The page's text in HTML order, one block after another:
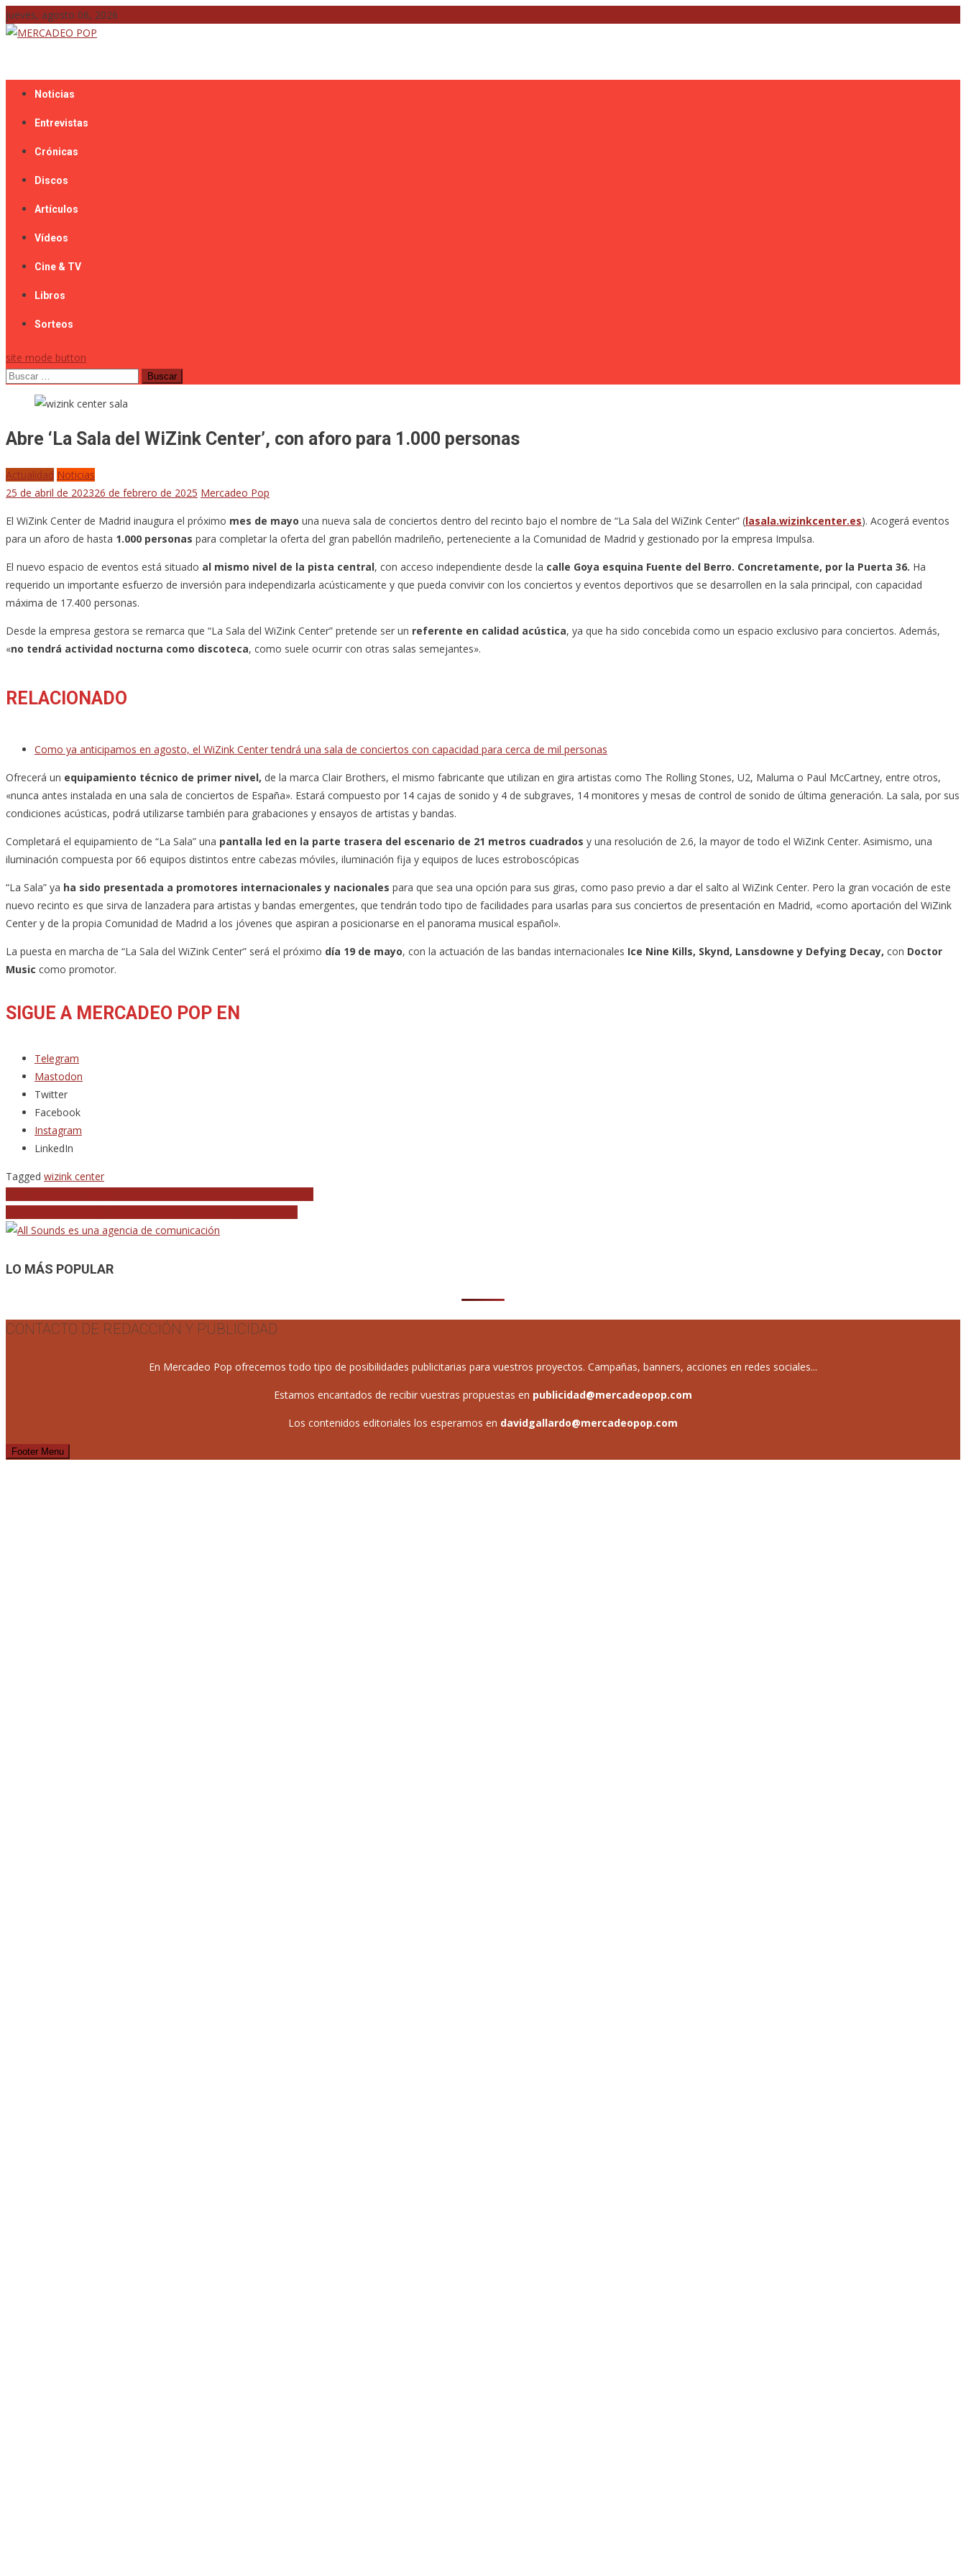
Skip
to
jueves, agosto 06, 2026
Noticias
Entrevistas
Crónicas
Discos
Artículos
Vídeos
Cine & TV
Libros
Sorteos
site mode button
Buscar:
Abre ‘La Sala del WiZink Center’, con aforo para 1.000 personas
Actualidad Noticias
25 de abril de 202326 de febrero de 2025 Mercadeo Pop
El WiZink Center de Madrid inaugura el próximo mes de mayo una nueva sala de conciertos dentro del recinto bajo el nombre de “La Sala del WiZink Center” (lasala.wizinkcenter.es). Acogerá eventos
para un aforo de hasta 1.000 personas para completar la oferta del gran pabellón madrileño, perteneciente a la Comunidad de Madrid y gestionado por la empresa Impulsa.
El nuevo espacio de eventos está situado al mismo nivel de la pista central, con acceso independiente desde la calle Goya esquina Fuente del Berro. Concretamente, por la Puerta 36. Ha
requerido un importante esfuerzo de inversión para independizarla acústicamente y que pueda convivir con los conciertos y eventos deportivos que se desarrollen en la sala principal, con capacidad
máxima de 17.400 personas.
Desde la empresa gestora se remarca que “La Sala del WiZink Center” pretende ser un referente en calidad acústica, ya que ha sido concebida como un espacio exclusivo para conciertos. Además,
«no tendrá actividad nocturna como discoteca, como suele ocurrir con otras salas semejantes».
RELACIONADO
Como ya anticipamos en agosto, el WiZink Center tendrá una sala de conciertos con capacidad para cerca de mil personas
Ofrecerá un equipamiento técnico de primer nivel, de la marca Clair Brothers, el mismo fabricante que utilizan en gira artistas como The Rolling Stones, U2, Maluma o Paul McCartney, entre otros,
«nunca antes instalada en una sala de conciertos de España». Estará compuesto por 14 cajas de sonido y 4 de subgraves, 14 monitores y mesas de control de sonido de última generación. La sala, por sus
condiciones acústicas, podrá utilizarse también para grabaciones y ensayos de artistas y bandas.
Completará el equipamiento de “La Sala” una pantalla led en la parte trasera del escenario de 21 metros cuadrados y una resolución de 2.6, la mayor de todo el WiZink Center. Asimismo, una
iluminación compuesta por 66 equipos distintos entre cabezas móviles, iluminación fija y equipos de luces estroboscópicas
“La Sala” ya ha sido presentada a promotores internacionales y nacionales para que sea una opción para sus giras, como paso previo a dar el salto al WiZink Center. Pero la gran vocación de este
nuevo recinto es que sirva de lanzadera para artistas y bandas emergentes, que tendrán todo tipo de facilidades para usarlas para sus conciertos de presentación en Madrid, «como aportación del WiZink
Center y de la propia Comunidad de Madrid a los jóvenes que aspiran a posicionarse en el panorama musical español».
La puesta en marcha de “La Sala del WiZink Center” será el próximo día 19 de mayo, con la actuación de las bandas internacionales Ice Nine Kills, Skynd, Lansdowne y Defying Decay, con Doctor
Music como promotor.
SIGUE A MERCADEO POP EN
Telegram
Mastodon
Twitter
Facebook
Instagram
LinkedIn
Tagged wizink center
de
entradas
LO MÁS POPULAR
CONTACTO DE REDACCIÓN Y PUBLICIDAD
En Mercadeo Pop ofrecemos todo tipo de posibilidades publicitarias para vuestros proyectos. Campañas, banners, acciones en redes sociales...
Estamos encantados de recibir vuestras propuestas en publicidad@mercadeopop.com
Los contenidos editoriales los esperamos en davidgallardo@mercadeopop.com
Footer Menu